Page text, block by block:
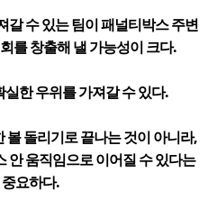
갈 수 있는 팀이 패널티박스 주변
를 창출해 낼 가능성이 크다.
한 우위를 가져갈 수 있다.
볼 돌리기로 끝나는 것이 아니라,
안 움직임으로 이어질 수 있다는
요하다.